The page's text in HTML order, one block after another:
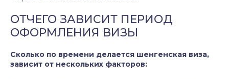
ОТЧЕГО ЗАВИСИТ ПЕРИОД
ОФОРМЛЕНИЯ ВИЗЫ
Сколько по времени делается шенгенская виза,
зависит от нескольких факторов: